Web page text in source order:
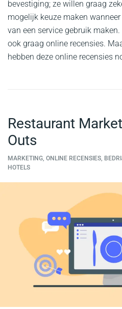
bevestiging; ze willen graag
mogelijk keuze maken
van een service gebruik
ook graag online recensies.
hebben deze online recensies
Restaurant
Outs
MARKETING, ONLINE RECENSIES,
HOTELS